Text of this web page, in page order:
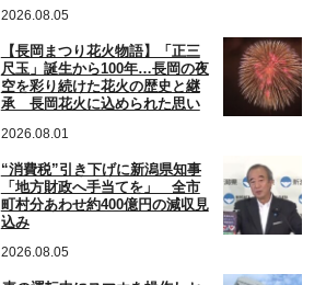
2026.08.05
【長岡まつり花火物語】「正三
尺玉」誕生から100年…長岡の夜
空を彩り続けた花火の歴史と継
承 長岡花火に込められた思い
2026.08.01
“消費税”引き下げに新潟県知事
「地方財政へ手当てを」 全市
町村分あわせ約400億円の減収見
込み
2026.08.05